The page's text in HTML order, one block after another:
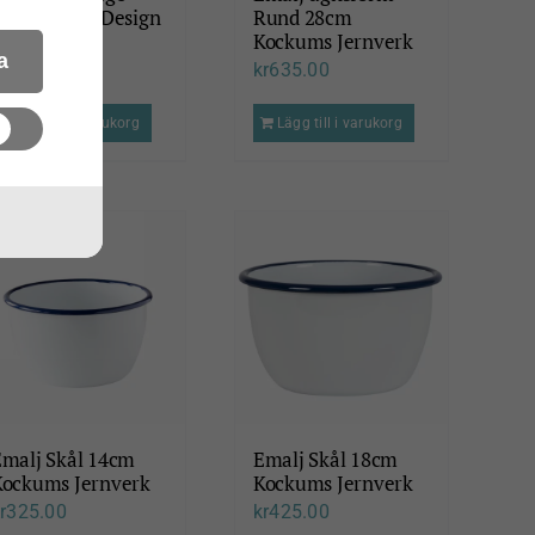
Capri Bruka Design
Lägg till i varukorg
Rund 28cm
Kockums Jernverk
kr635.00
Lägg till i varukorg
Skål 14cm
Jernverk
325.00
Emalj Skål 18cm
Kockums Jernverk
kr425.00